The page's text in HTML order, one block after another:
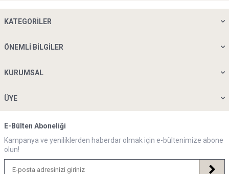
KATEGORILER
ÖNEMLI BILGILER
KURUMSAL
ÜYE
E-Bülten Aboneliği
Kampanya ve yeniliklerden haberdar olmak için e-bültenimize abone
olun!